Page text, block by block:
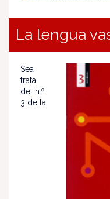
La lengua
Sea
trata
del n.º
3 de la